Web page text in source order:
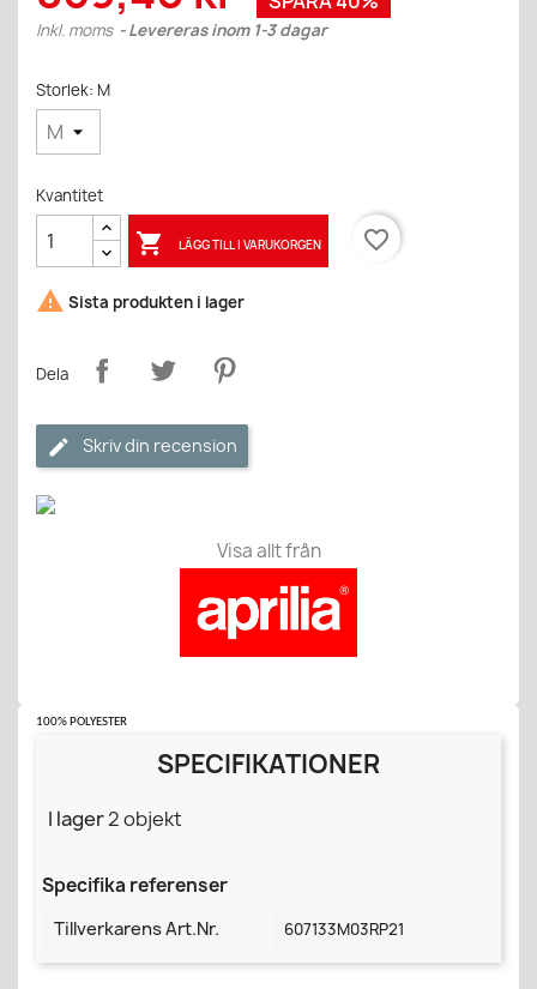
Inkl. moms Levereras inom 1-3 dagar
Storlek: M
Kvantitet
 LÄGG TILL I VARUKORGEN favorite_border
 Sista produkten i lager
Dela
Skriv din recension
Visa allt från
100% POLYESTER
SPECIFIKATIONER
I lager2 objekt
Specifika referenser
Tillverkarens Art.nr. 607133M03RP21